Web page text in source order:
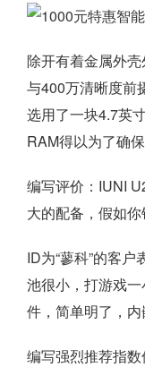
除开有着金属外
与400万清晰度前
选用了一块4.7英
RAM得以为了确
编写评价：IUNI
大的配备，假如
ID为“蓼科”的客
池很小，打游戏
件，简单明了，内
编写强烈推荐